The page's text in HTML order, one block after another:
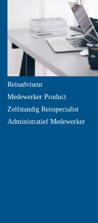
Reisadviseur
Medewerker Product
Zelfstandig Reisspecialist
Administratief Medewerker